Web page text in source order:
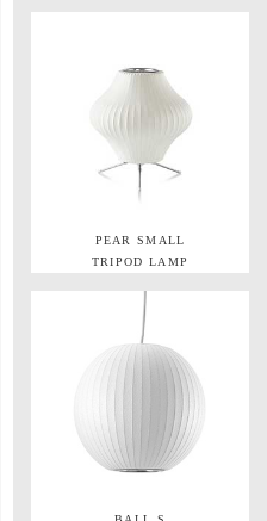
PEAR SMALL
TRIPOD LAMP